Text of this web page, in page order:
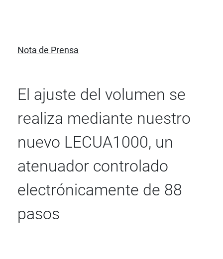
Nota de Prensa
El ajuste del volumen se
realiza mediante nuestro
nuevo LECUA1000, un
atenuador controlado
electrónicamente de 88
pasos